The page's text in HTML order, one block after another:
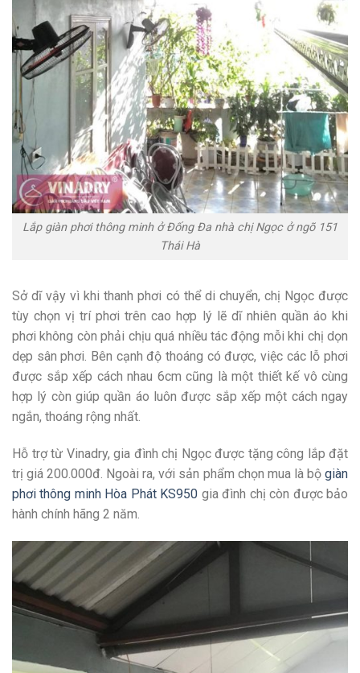
Lắp giàn phơi thông minh ở Đống Đa nhà chị Ngọc ở ngõ 151
Thái Hà
Sở dĩ vậy vì khi thanh phơi có thể di chuyển, chị Ngọc được
tùy chọn vị trí phơi trên cao hợp lý lẽ dĩ nhiên quần áo khi
phơi không còn phải chịu quá nhiều tác động mỗi khi chị dọn
dẹp sân phơi. Bên cạnh độ thoáng có được, việc các lỗ phơi
được sắp xếp cách nhau 6cm cũng là một thiết kế vô cùng
hợp lý còn giúp quần áo luôn được sắp xếp một cách ngay
ngắn, thoáng rộng nhất.
Hỗ trợ từ Vinadry, gia đình chị Ngọc được tặng công lắp đặt
trị giá 200.000đ. Ngoài ra, với sản phẩm chọn mua là bộ giàn
phơi thông minh Hòa Phát KS950 gia đình chị còn được bảo
hành chính hãng 2 năm.